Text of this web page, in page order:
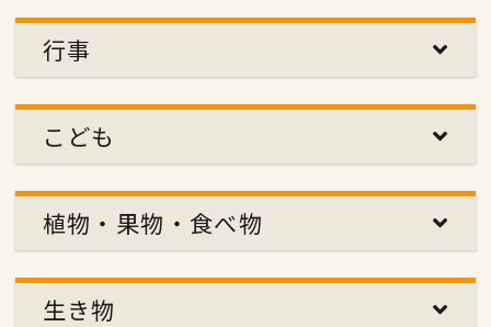
行事
こども
植物・果物・食べ物
生き物